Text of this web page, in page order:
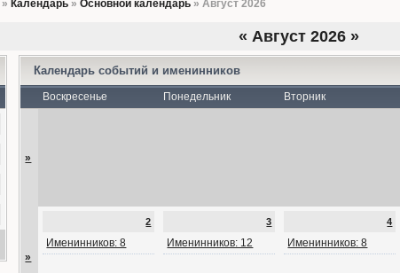
» Календарь »Основной календарь » Август 2026
« Август 2026 »
Календарь событий и именинников
Воскресенье Понедельник Вторник
»
»
2
Именинников: 8
3
Именинников: 12
4
Именинников: 8